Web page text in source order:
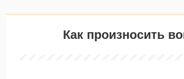
Как произносить